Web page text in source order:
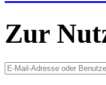
Zur